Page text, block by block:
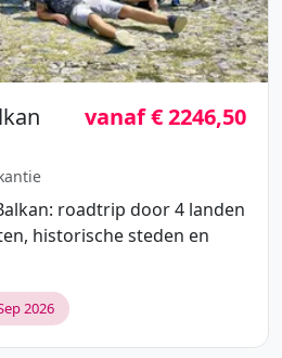
vanaf € 2246,50
roadtrip door 4 landen
historische steden en
2026